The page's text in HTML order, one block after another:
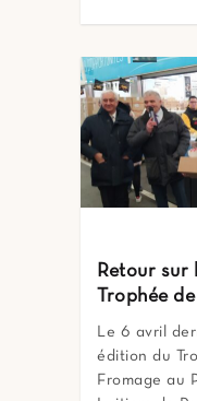
Retour sur
Trophée
Le 6 avril
édition du
Fromage au